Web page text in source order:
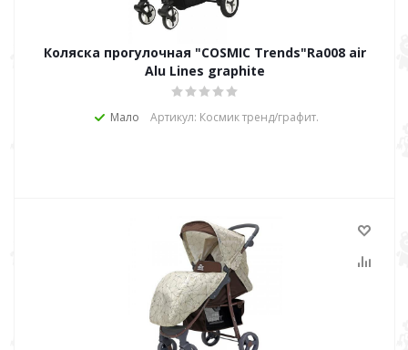
Коляска прогулочная "COSMIC Trends"Ra008 air
Alu Lines graphite
Мало Артикул: Космик тренд/графит.